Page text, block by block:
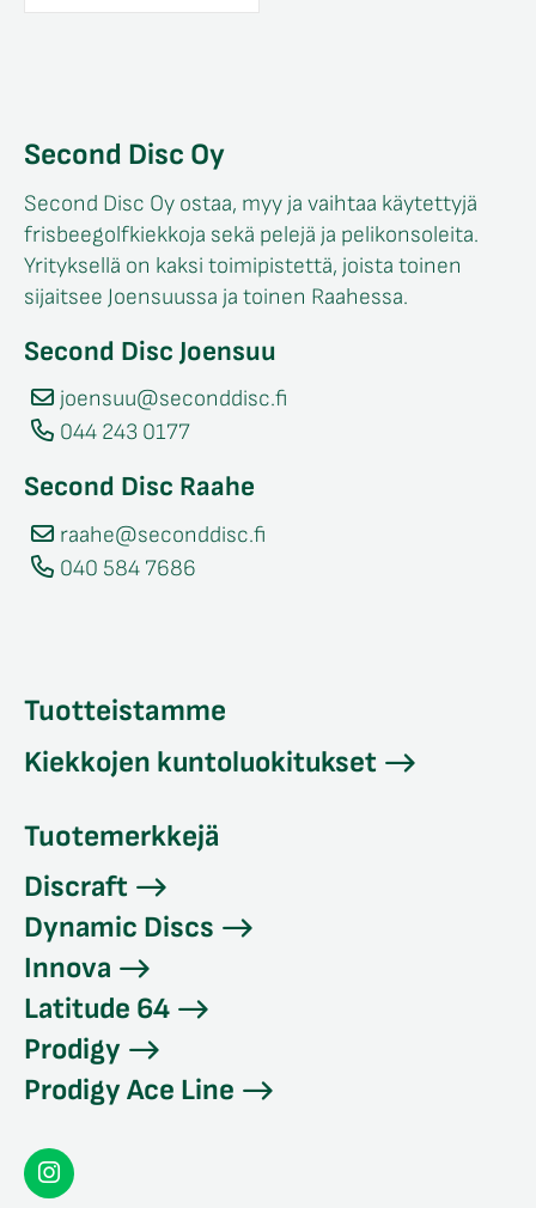
Second Disc Oy
Second Disc Oy ostaa, myy ja vaihtaa käytettyjä
frisbeegolfkiekkoja sekä pelejä ja pelikonsoleita.
Yrityksellä on kaksi toimipistettä, joista toinen
sijaitsee Joensuussa ja toinen Raahessa.
Second Disc Joensuu
joensuu@seconddisc.fi
044 243 0177
Second Disc Raahe
raahe@seconddisc.fi
040 584 7686
Tuotteistamme
Kiekkojen kuntoluokitukset
Tuotemerkkejä
Discraft
Dynamic Discs
Innova
Latitude 64
Prodigy
Prodigy Ace Line
Seconddisc